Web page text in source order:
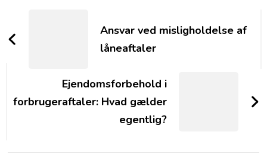
NavigationAnsvar ved misligholdelse af
låneaftaler
Ejendomsforbehold i
forbrugeraftaler: Hvad gælder
egentlig?